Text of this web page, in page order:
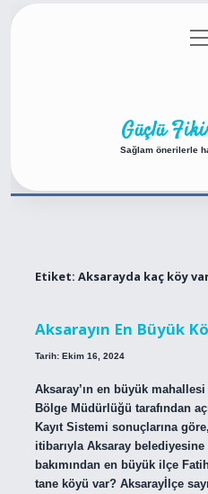
Gizlilik
aç
Güçlü
Sağlam önerilerle
Etiket: Aksarayda kaç köy
Aksarayın En Büyük
Tarih: Ekim 16, 2024
Aksaray’ın en büyük
Bölge Müdürlüğü tarafından
Kayıt Sistemi sonuçlarına
itibarıyla Aksaray
bakımından en büyük ilçe
tane köyü var? Aksarayİlçe